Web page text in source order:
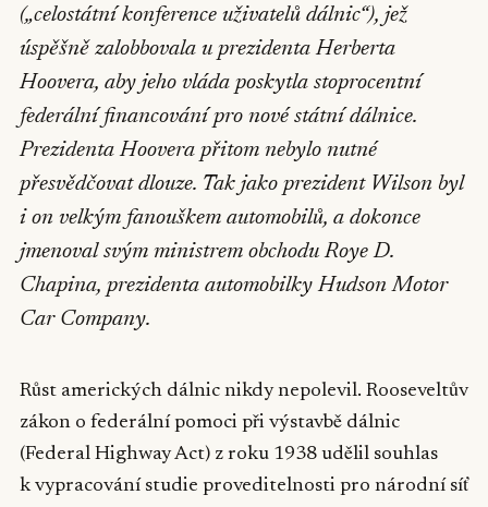
(„celostátní konference uživatelů dálnic“), jež
úspěšně zalobbovala u prezidenta Herberta
Hoovera, aby jeho vláda poskytla stoprocentní
federální financování pro nové státní dálnice.
Prezidenta Hoovera přitom nebylo nutné
přesvědčovat dlouze. Tak jako prezident Wilson byl
i on velkým fanouškem automobilů, a dokonce
jmenoval svým ministrem obchodu Roye D.
Chapina, prezidenta automobilky Hudson Motor
Car Company.
Růst amerických dálnic nikdy nepolevil. Rooseveltův
zákon o federální pomoci při výstavbě dálnic
(Federal Highway Act) z roku 1938 udělil souhlas
k vypracování studie proveditelnosti pro národní síť